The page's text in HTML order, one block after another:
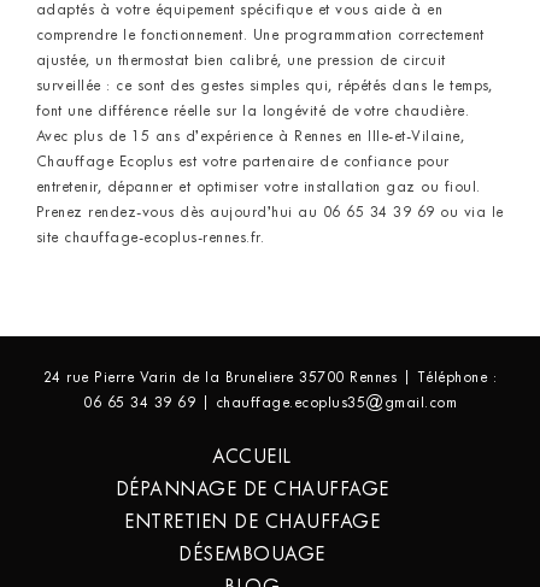
adaptés à votre équipement spécifique et vous aide à en
comprendre le fonctionnement. Une programmation correctement
ajustée, un thermostat bien calibré, une pression de circuit
surveillée : ce sont des gestes simples qui, répétés dans le temps,
font une différence réelle sur la longévité de votre chaudière.
Avec plus de 15 ans d’expérience à Rennes en Ille-et-Vilaine,
Chauffage Ecoplus est votre partenaire de confiance pour
entretenir, dépanner et optimiser votre installation gaz ou fioul.
Prenez rendez-vous dès aujourd’hui au 06 65 34 39 69 ou via le
site chauffage-ecoplus-rennes.fr.
24 rue Pierre Varin de la Bruneliere 35700 Rennes | Téléphone :
06 65 34 39 69 | chauffage.ecoplus35@gmail.com
ACCUEIL
DÉPANNAGE DE CHAUFFAGE
ENTRETIEN DE CHAUFFAGE
DÉSEMBOUAGE